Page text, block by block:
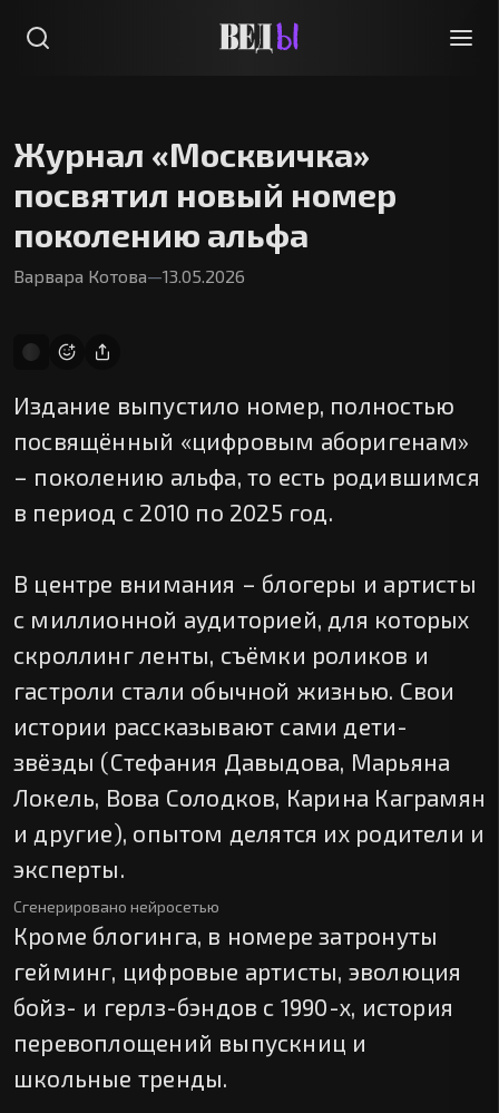
Журнал «Москвичка»
посвятил новый номер
поколению альфа
Варвара Котова—13.05.2026
Издание выпустило номер, полностью
посвящённый «цифровым аборигенам»
– поколению альфа, то есть родившимся
в период с 2010 по 2025 год.
В центре внимания – блогеры и артисты
с миллионной аудиторией, для которых
скроллинг ленты, съёмки роликов и
гастроли стали обычной жизнью. Свои
истории рассказывают сами дети-
звёзды (Стефания Давыдова, Марьяна
Локель, Вова Солодков, Карина Каграмян
и другие), опытом делятся их родители и
эксперты.
Сгенерировано нейросетью
Кроме блогинга, в номере затронуты
гейминг, цифровые артисты, эволюция
бойз- и герлз-бэндов с 1990-х, история
перевоплощений выпускниц и
школьные тренды.